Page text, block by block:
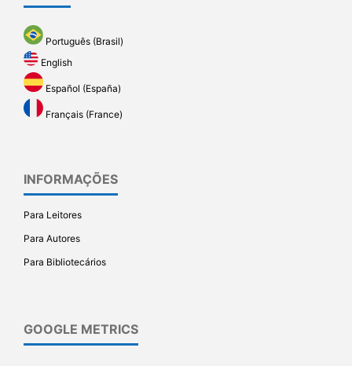
Português (Brasil)
English
Español (España)
Français (France)
INFORMAÇÕES
Para Leitores
Para Autores
Para Bibliotecários
GOOGLE METRICS